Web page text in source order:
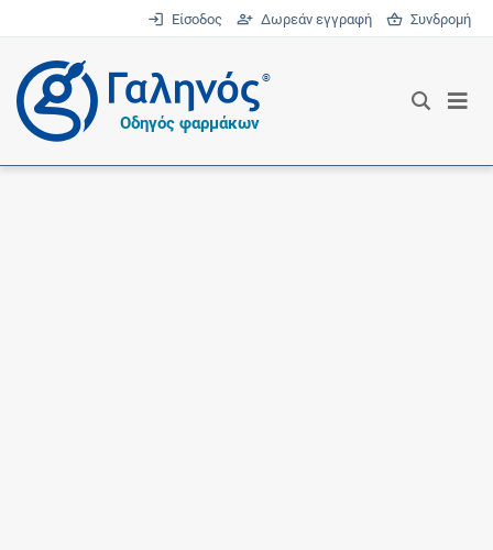
Είσοδος Δωρεάν εγγραφή Συνδρομή
®
Οδηγός φαρμάκων